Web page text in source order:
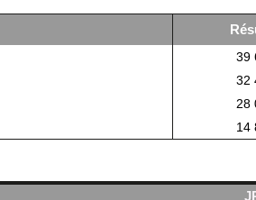
39
32
28
14